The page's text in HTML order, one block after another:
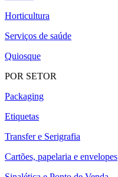
Horticultura
Serviços de saúde
Quiosque
POR SETOR
Packaging
Etiquetas
Transfer e Serigrafia
Cartões, papelaria e envelopes